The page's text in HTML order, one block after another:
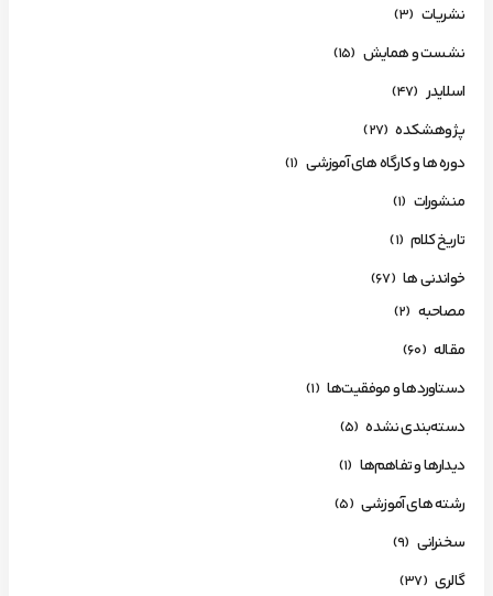
نشریات (3)
نشست و همایش (15)
اسلایدر (47)
پژوهشکده (27)
دوره ها و کارگاه های آموزشی (1)
منشورات (1)
تاریخ کلام (1)
خواندنی ها (67)
مصاحبه (2)
مقاله (60)
دستاوردها و موفقیت‌ها (1)
دسته‌بندی نشده (5)
دیدارها و تفاهم‌ها (1)
رشته های آموزشی (5)
سخنرانی (9)
گالری (37)